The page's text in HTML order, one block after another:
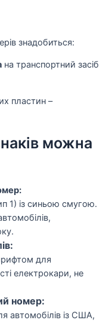
знадобиться:
на транспортний засіб
пластин –
можна
1) із синьою смугою.
для
електрокари, не
номер:
автомобілів із США,